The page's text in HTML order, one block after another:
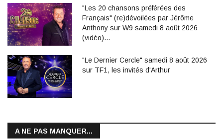
"Les 20 chansons préférées des
Français" (re)dévoilées par Jérôme
Anthony sur W9 samedi 8 août 2026
(vidéo)…
"Le Dernier Cercle" samedi 8 août 2026
sur TF1, les invités d'Arthur
A NE PAS MANQUER...